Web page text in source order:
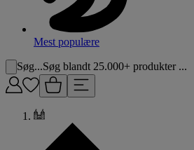
Mest populære
Søg...Søg blandt 25.000+ produkter ...